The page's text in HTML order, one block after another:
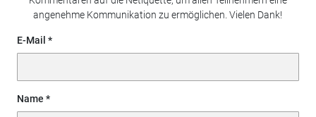
angenehme Kommunikation zu ermöglichen. Vielen Dank!
E-Mail
Name